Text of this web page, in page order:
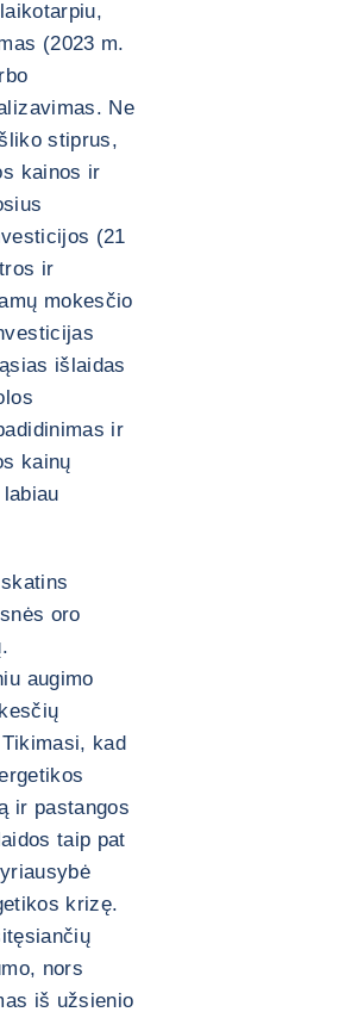
(2023 m.
Ne
stiprus,
kainos ir
(21
ir
mokesčio
išlaidas
ir
kainų
oro
augimo
kad
ir pastangos
taip pat
krizę.
nors
iš užsienio